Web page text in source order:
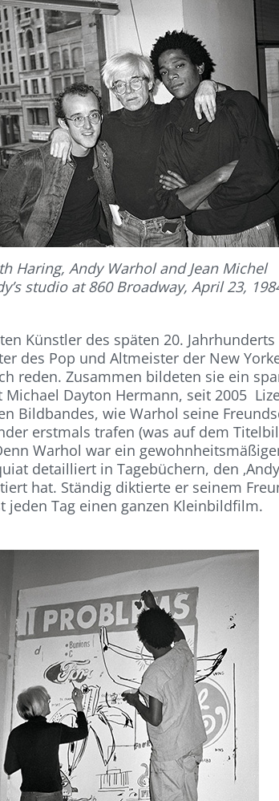
Haring, Andy Warhol and Jean Michel
studio at 860 Broadway, April 23,
Künstler des späten 20.
des Pop und Altmeister der New
reden. Zusammen bildeten sie ein
Dayton Hermann, seit 2005
Bildbandes, wie Warhol seine
erstmals trafen (was auf dem
Warhol war ein
detailliert in Tagebüchern, den
hat. Ständig diktierte er seinem
Tag einen ganzen Kleinbildfilm.